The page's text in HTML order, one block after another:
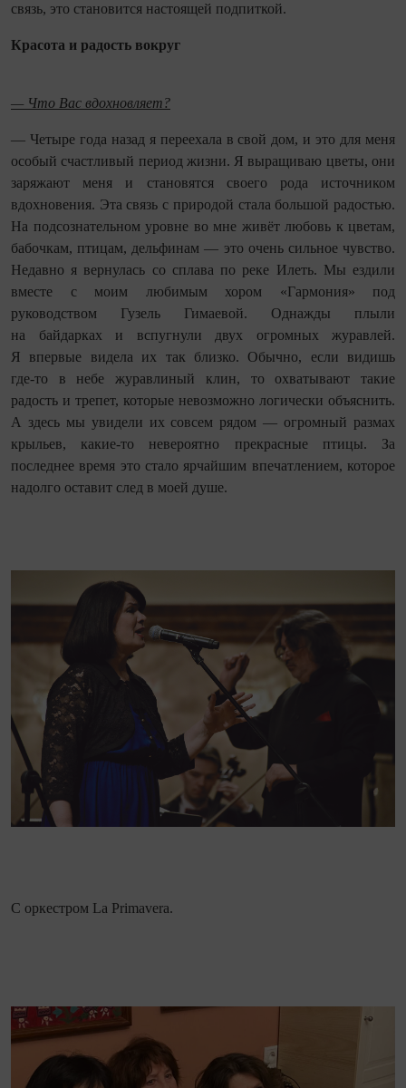
связь, это становится настоящей подпиткой.
Красота и радость вокруг
— Что Вас вдохновляет?
— Четыре года назад я переехала в свой дом, и это для меня
особый счастливый период жизни. Я выращиваю цветы, они
заряжают меня и становятся своего рода источником
вдохновения. Эта связь с природой стала большой радостью.
На подсознательном уровне во мне живёт любовь к цветам,
бабочкам, птицам, дельфинам — это очень сильное чувство.
Недавно я вернулась со сплава по реке Илеть. Мы ездили
вместе с моим любимым хором «Гармония» под
руководством Гузель Гимаевой. Однажды плыли
на байдарках и вспугнули двух огромных журавлей.
Я впервые видела их так близко. Обычно, если видишь
где‑то в небе журавлиный клин, то охватывают такие
радость и трепет, которые невозможно логически объяснить.
А здесь мы увидели их совсем рядом — огромный размах
крыльев, какие-то невероятно прекрасные птицы. За
последнее время это стало ярчайшим впечатлением, которое
надолго оставит след в моей душе.
С оркестром La Primavera.